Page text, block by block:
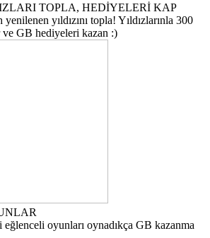
TOPLA, HEDİYELERİ KAP
yıldızını topla! Yıldızlarınla 300
GB hediyeleri kazan :)
oyunları oynadıkça GB kazanma